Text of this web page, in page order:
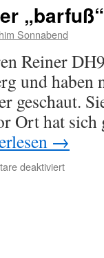
Sonnabend
Reiner
und haben
geschaut.
Ort hat sich
→
deaktiviertfür